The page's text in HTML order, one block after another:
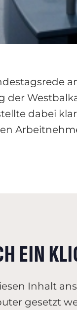
der
dabei
EIN
Inhalt
gesetzt